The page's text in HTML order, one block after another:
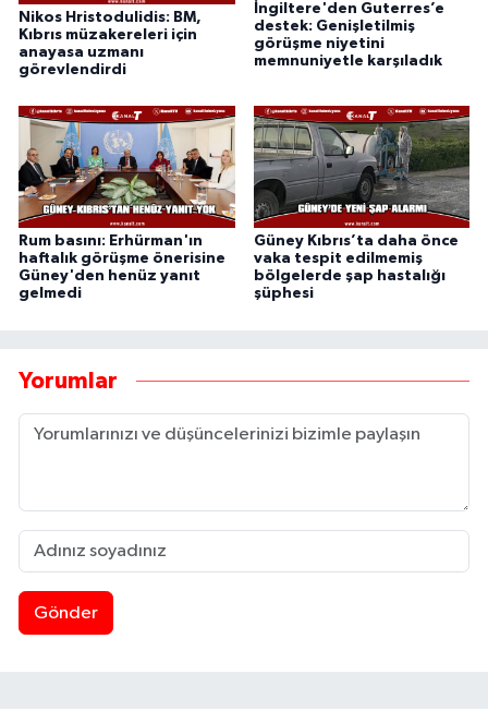
Nikos Hristodulidis: BM,
Kıbrıs müzakereleri için
anayasa uzmanı
görevlendirdi
İngiltere'den Guterres’e
destek: Genişletilmiş
görüşme niyetini
memnuniyetle karşıladık
Rum basını: Erhürman'ın
haftalık görüşme önerisine
Güney'den henüz yanıt
gelmedi
Güney Kıbrıs’ta daha önce
vaka tespit edilmemiş
bölgelerde şap hastalığı
şüphesi
Yorumlar
Gönder